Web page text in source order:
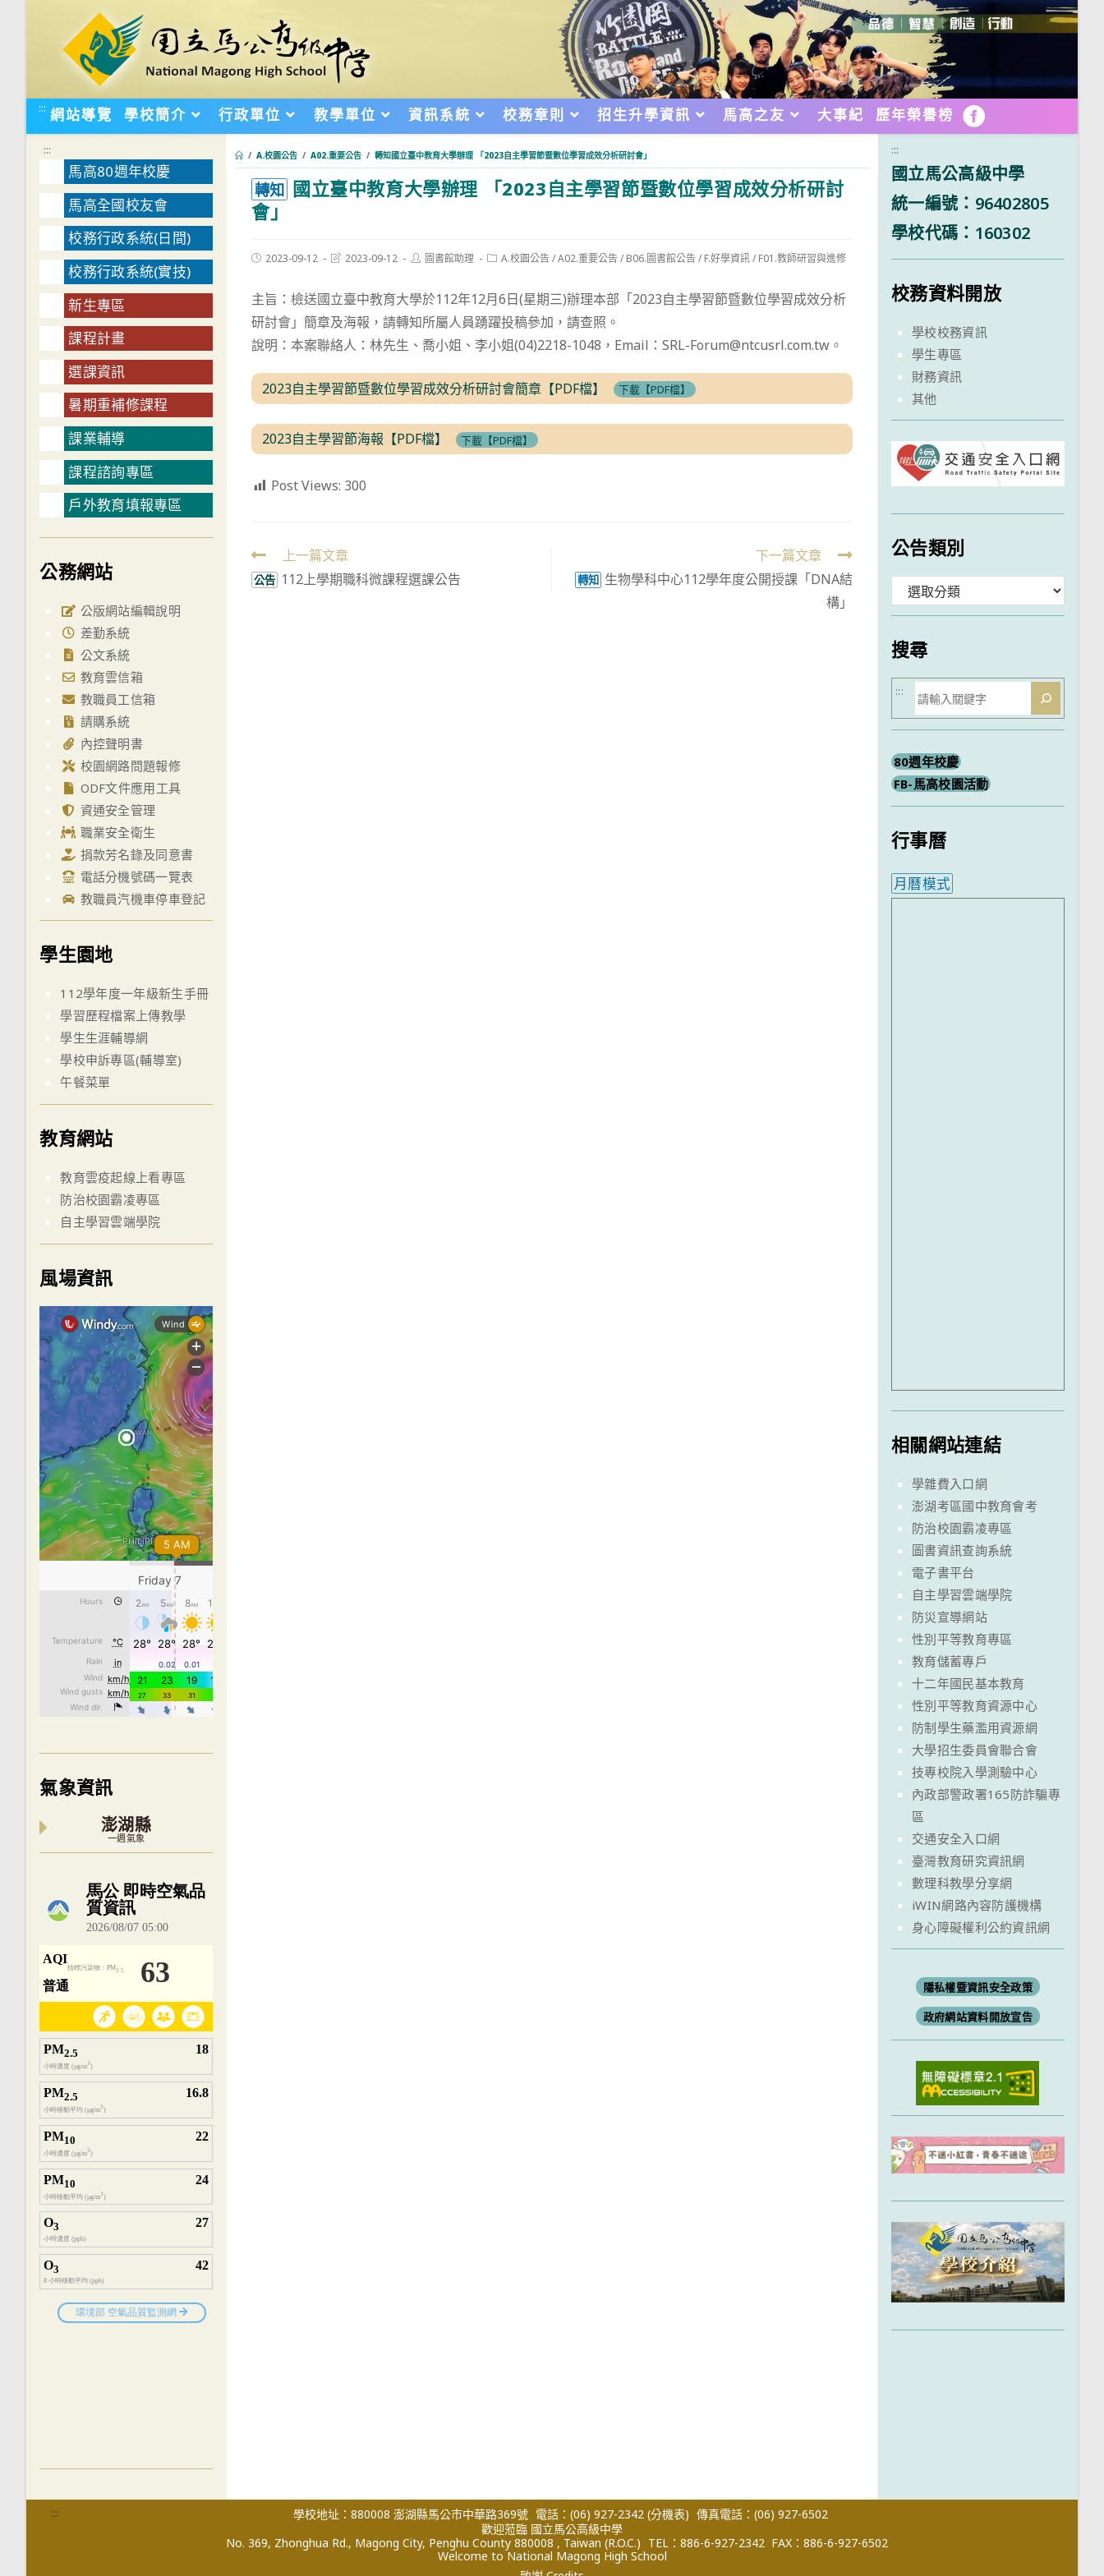
::: 網站導覽 學校簡介 行政單位 教學單位 資訊系統 校務章則 招生升學資訊 馬高之友 大事紀 歷年榮譽榜 FB
/ A.校園公告 / A02.重要公告 / 轉知國立臺中教育大學辦理 「2023自主學習節暨數位學習成效分析研討會」
轉知 國立臺中教育大學辦理 「2023自主學習節暨數位學習成效分析研討
會」
Post2023-09-12
Post2023-09-12
Post圖書館助理
PostA.校園公告/A02.重要公告/ B06.圖書館公告/ F.好學資訊/ F01.教師研習與進修
主旨：檢送國立臺中教育大學於112年12月6日(星期三)辦理本部「2023自主學習節暨數位學習成效分析
研討會」簡章及海報，請轉知所屬人員踴躍投稿參加，請查照。
說明：本案聯絡人：林先生、喬小姐、李小姐(04)2218-1048，Email：SRL-Forum@ntcusrl.com.tw。
2023自主學習節暨數位學習成效分析研討會簡章【PDF檔】 下載【PDF檔】
2023自主學習節海報【PDF檔】 下載【PDF檔】
Post Views: 300
Read
more
上一篇文章
公告 112上學期職科微課程選課公告
下一篇文章
轉知 生物學科中心112學年度公開授課「DNA結
構」
:::
馬高80週年校慶
馬高全國校友會
校務行政系統(日間)
校務行政系統(實技)
新生專區
課程計畫
選課資訊
暑期重補修課程
課業輔導
課程諮詢專區
戶外教育填報專區
公務網站
公版網站編輯說明
差勤系統
公文系統
教育雲信箱
教職員工信箱
請購系統
內控聲明書
校園網路問題報修
ODF文件應用工具
資通安全管理
職業安全衛生
捐款芳名錄及同意書
電話分機號碼一覽表
教職員汽機車停車登記
學生園地
112學年度一年級新生手冊
學習歷程檔案上傳教學
學生生涯輔導網
學校申訴專區(輔導室)
午餐菜單
教育網站
教育雲疫起線上看專區
防治校園霸凌專區
自主學習雲端學院
風場資訊
氣象資訊
澎湖縣
一週氣象
內嵌空氣品質小工具為視覺預覽，完整即時空氣品質資料請開啟
:::
國立馬公高級中學
統一編號：96402805
學校代碼：160302
校務資料開放
學校校務資訊
學生專區
財務資訊
其他
公告類別
類
搜尋
搜
尋
:::
80週年校慶
FB-馬高校園活動
行事曆
月曆模式
相關網站連結
學雜費入口網
澎湖考區國中教育會考
防治校園霸凌專區
圖書資訊查詢系統
電子書平台
自主學習雲端學院
防災宣導網站
性別平等教育專區
教育儲蓄專戶
十二年國民基本教育
性別平等教育資源中心
防制學生藥濫用資源網
大學招生委員會聯合會
技專校院入學測驗中心
內政部警政署165防詐騙專
區
交通安全入口網
臺灣教育研究資訊網
數理科教學分享網
iWIN網路內容防護機構
身心障礙權利公約資訊網
隱私權暨資訊安全政策
政府網站資料開放宣告
::: 學校地址：880008 澎湖縣馬公市中華路369號 電話：(06) 927-2342 (分機表) 傳真電話：(06) 927-6502
歡迎蒞臨 國立馬公高級中學
No. 369, Zhonghua Rd., Magong City, Penghu County 880008 , Taiwan (R.O.C.) TEL：886-6-927-2342 FAX：886-6-927-6502
Welcome to National Magong High School